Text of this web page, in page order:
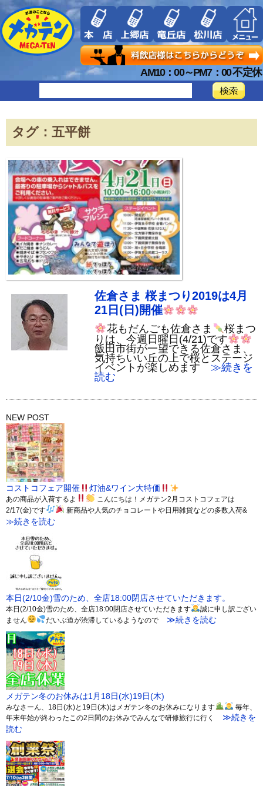
AM10：00～PM7：00 不定休
タグ：五平餅
佐倉さま 桜まつり2019は4月
21日(日)開催
花もだんごも佐倉さま
桜まつ
りは、今週日曜日(4/21)です
飯田市街が一望できる佐倉さま、
気持ちいい丘の上で桜とステージ
イベントが楽しめます ≫続きを
読む
NEW POST
コストコフェア開催 灯油&ワイン大特価
あの商品が入荷するよ
こんにちは！メガテン2月コストコフェアは
2/17(金)です
新商品や人気のチョコレートや日用雑貨などの多数入荷&
≫続きを読む
本日(2/10金)雪のため、全店18:00閉店させていただきます。
本日(2/10金)雪のため、全店18:00閉店させていただきます
誠に申し訳ござい
ません
だいぶ道が渋滞しているようなので≫続きを読む
メガテン冬のお休みは1月18日(水)19日(木)
みなさーん、18日(水)と19日(木)はメガテン冬のお休みになります
毎年、
年末年始が終わったこの2日間のお休みでみんなで研修旅行に行く
≫続きを
読む